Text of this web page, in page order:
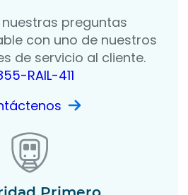
nuestras preguntas
con uno de nuestros
de servicio al cliente.
RAIL-411
Primero